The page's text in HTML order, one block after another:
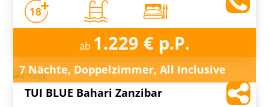
ab 1.229 € p.P.
7 Nächte, Doppelzimmer, All Inclusive
TUI BLUE Bahari Zanzibar